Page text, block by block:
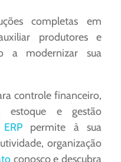
completas em
produtores e
a modernizar sua
controle financeiro,
estoque e gestão
permite à sua
organização
conosco e descubra